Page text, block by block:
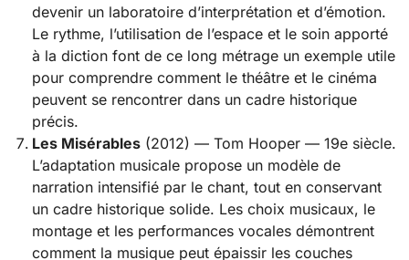
devenir un laboratoire d’interprétation et d’émotion.
Le rythme, l’utilisation de l’espace et le soin apporté
à la diction font de ce long métrage un exemple utile
pour comprendre comment le théâtre et le cinéma
peuvent se rencontrer dans un cadre historique
précis.
Les Misérables (2012) — Tom Hooper — 19e siècle.
L’adaptation musicale propose un modèle de
narration intensifié par le chant, tout en conservant
un cadre historique solide. Les choix musicaux, le
montage et les performances vocales démontrent
comment la musique peut épaissir les couches